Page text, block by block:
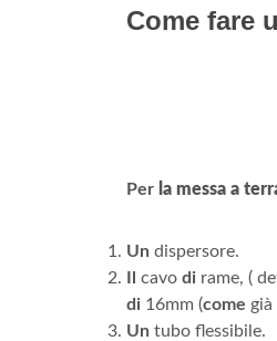
Come fare
Per la messa a
Un dispersore.
cavo di rame, (
di 16mm (come
Un tubo flessibile.